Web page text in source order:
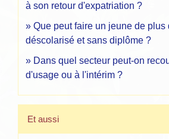
à son retour d'expatriation ?
Que peut faire un jeune de plus
déscolarisé et sans diplôme ?
Dans quel secteur peut-on
d'usage ou à l'intérim ?
Et aussi